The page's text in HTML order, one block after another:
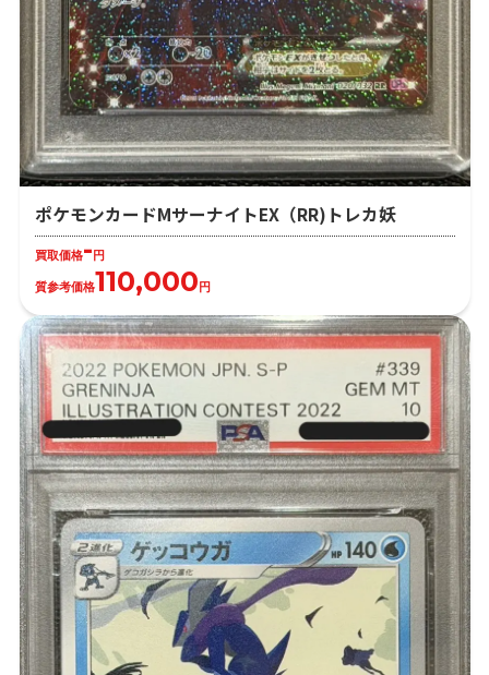
ポケモンカードMサーナイトEX（RR)トレカ妖
買取価格- 円
質参考価格110,000 円